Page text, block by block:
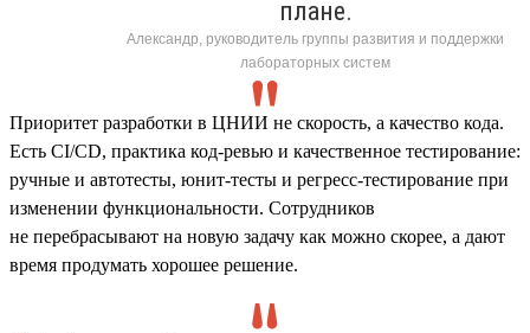
плане.
Александр, руководитель группы развития и поддержки
лабораторных систем
Приоритет разработки в ЦНИИ не скорость, а качество кода.
Есть CI/CD, практика код-ревью и качественное тестирование:
ручные и автотесты, юнит-тесты и регресс-тестирование при
изменении функциональности. Сотрудников
не перебрасывают на новую задачу как можно скорее, а дают
время продумать хорошее решение.